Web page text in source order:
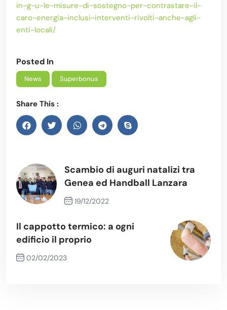
in-g-u-le-misure-di-sostegno-per-contrastare-il-
caro-energia-inclusi-interventi-rivolti-anche-agli-
enti-locali/
Posted In
News Superbonus
Share This :
Scambio di auguri natalizi tra
Genea ed Handball Lanzara
19/12/2022
Il cappotto termico: a ogni
edificio il proprio
02/02/2023